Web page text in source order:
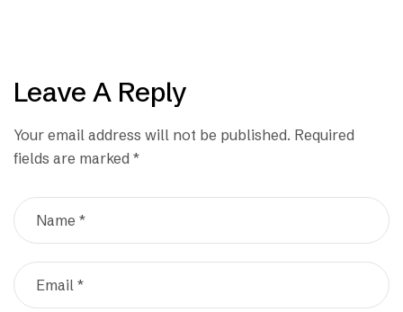
Leave A Reply
Your email address will not be published. Required
fields are marked *